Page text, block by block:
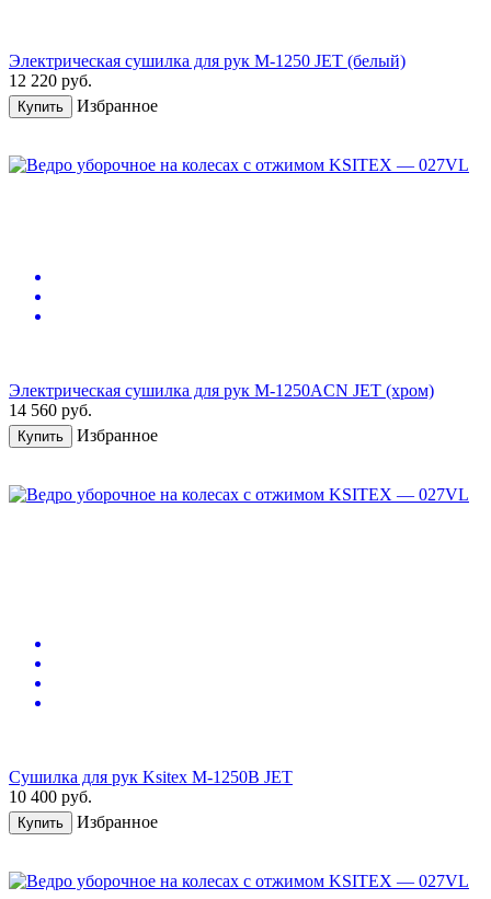
Электрическая сушилка для рук M-1250 JET (белый)
12 220 руб.
Купить Избранное
Электрическая сушилка для рук M-1250ACN JET (хром)
14 560 руб.
Купить Избранное
Сушилка для рук Ksitex M-1250B JET
10 400 руб.
Купить Избранное